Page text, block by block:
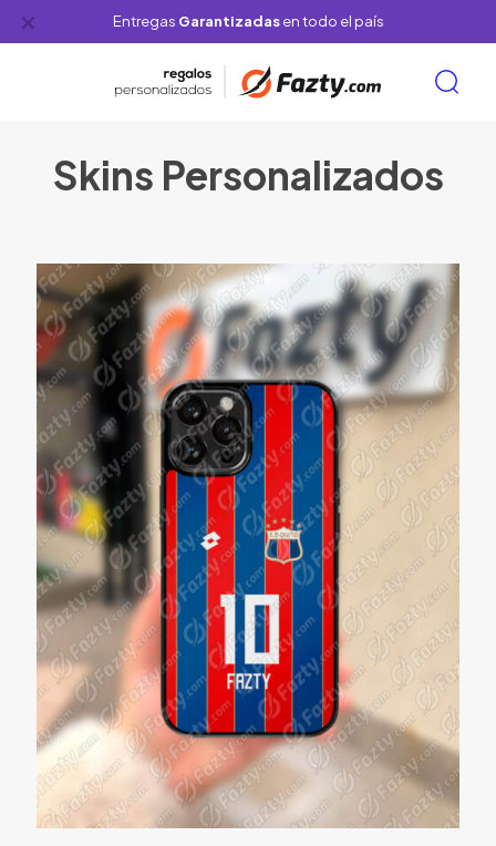
Entregas Garantizadasen todo el país
✕
Skins Personalizados